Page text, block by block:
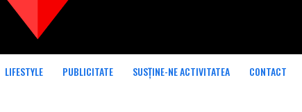
LIFESTYLE PUBLICITATE SUSȚINE-NE ACTIVITATEA CONTACT